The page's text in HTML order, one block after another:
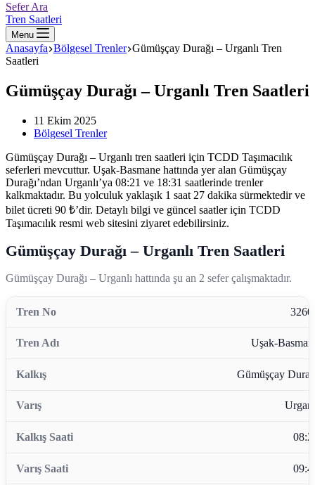
Sefer Ara
Tren Saatleri
Menu
Anasayfa Bölgesel Trenler Gümüşçay Durağı – Urganlı Tren
Saatleri
Gümüşçay Durağı – Urganlı Tren Saatleri
11 Ekim 2025
Bölgesel Trenler
Gümüşçay Durağı – Urganlı tren saatleri için TCDD Taşımacılık
seferleri mevcuttur. Uşak-Basmane hattında yer alan Gümüşçay
Durağı’ndan Urganlı’ya 08:21 ve 18:31 saatlerinde trenler
kalkmaktadır. Bu yolculuk yaklaşık 1 saat 27 dakika sürmektedir ve
bilet ücreti 90 ₺’dir. Detaylı bilgi ve güncel saatler için TCDD
Taşımacılık resmi web sitesini ziyaret edebilirsiniz.
Gümüşçay Durağı – Urganlı Tren Saatleri
Gümüşçay Durağı – Urganlı hattında şu an 2 sefer çalışmaktadır.
Uşak-
Gümüşçay